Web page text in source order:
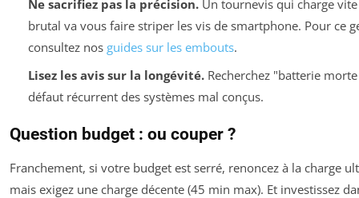
Ne sacrifiez pas la précision.Un tournevis qui charge
brutal va vous faire striper les vis de smartphone. Pour ce
consultez nos guides sur les embouts.
Lisez les avis sur la longévité.Recherchez "batterie
défaut récurrent des systèmes mal conçus.
Question budget : ou couper ?
Franchement, si votre budget est serré, renoncez à la charge
mais exigez une charge décente (45 min max). Et investissez